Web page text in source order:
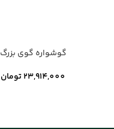
گوشواره گوی بزرگ
23,914,000تومان